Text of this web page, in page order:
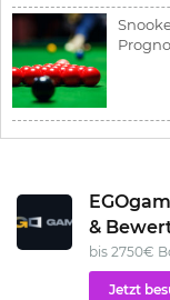
&
bis 2750€
Jetzt